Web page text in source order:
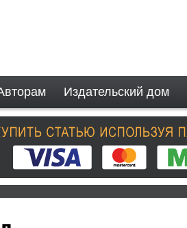
Издательский дом